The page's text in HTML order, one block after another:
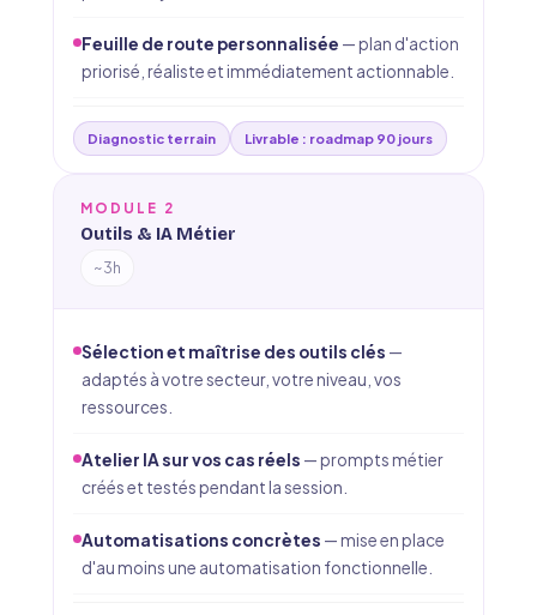
Feuille de route personnalisée — plan d'action
priorisé, réaliste et immédiatement actionnable.
Diagnostic terrain Livrable : roadmap 90 jours
MODULE 2
Outils & IA Métier
~3h
Sélection et maîtrise des outils clés —
adaptés à votre secteur, votre niveau, vos
ressources.
Atelier IA sur vos cas réels — prompts métier
créés et testés pendant la session.
Automatisations concrètes — mise en place
d'au moins une automatisation fonctionnelle.